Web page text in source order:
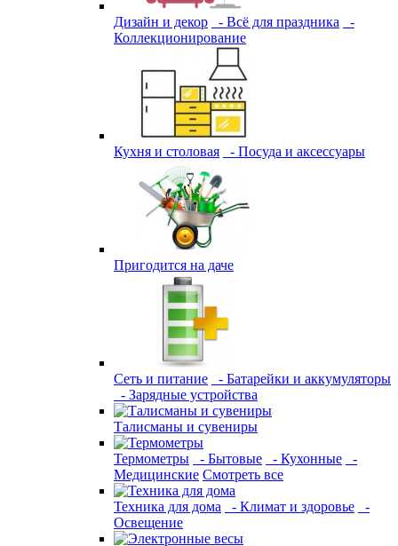
Дизайн и декор - Всё для праздника
-
Коллекционирование
Кухня и столовая - Посуда и аксессуары
Пригодится на даче
Сеть и питание
- Батарейки и аккумуляторы
- Зарядные устройства
Талисманы и сувениры
Термометры - Бытовые - Кухонные
-
Медицинские Смотреть все
Техника для дома - Климат и здоровье
-
Освещение